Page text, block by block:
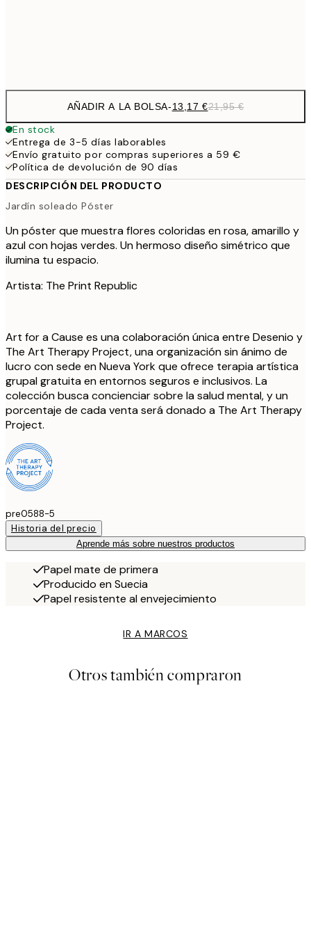
AÑADIR A LA BOLSA-13,17 €21,95 €
En stock
Entrega de 3-5 días laborables
Envío gratuito por compras superiores a 59 €
Política de devolución de 90 días
DESCRIPCIÓN DEL PRODUCTO
Jardín soleado Póster
Un póster que muestra flores coloridas en rosa, amarillo y
azul con hojas verdes. Un hermoso diseño simétrico que
ilumina tu espacio.
Artista: The Print Republic
Art for a Cause es una colaboración única entre Desenio y
The Art Therapy Project, una organización sin ánimo de
lucro con sede en Nueva York que ofrece terapia artística
grupal gratuita en entornos seguros e inclusivos. La
colección busca concienciar sobre la salud mental, y un
porcentaje de cada venta será donado a The Art Therapy
Project.
pre0588-5
Historia del precio
Aprende más sobre nuestros productos
Papel mate de primera
Producido en Suecia
Papel resistente al envejecimiento
IR A MARCOS
Otros también compraron